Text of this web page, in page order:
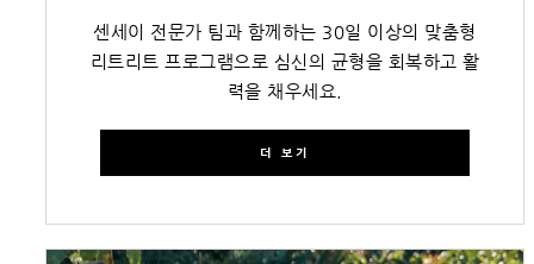
센세이 전문가 팀과 함께하는 30일 이상의 맞춤형
리트리트 프로그램으로 심신의 균형을 회복하고 활
력을 채우세요.
더 보기